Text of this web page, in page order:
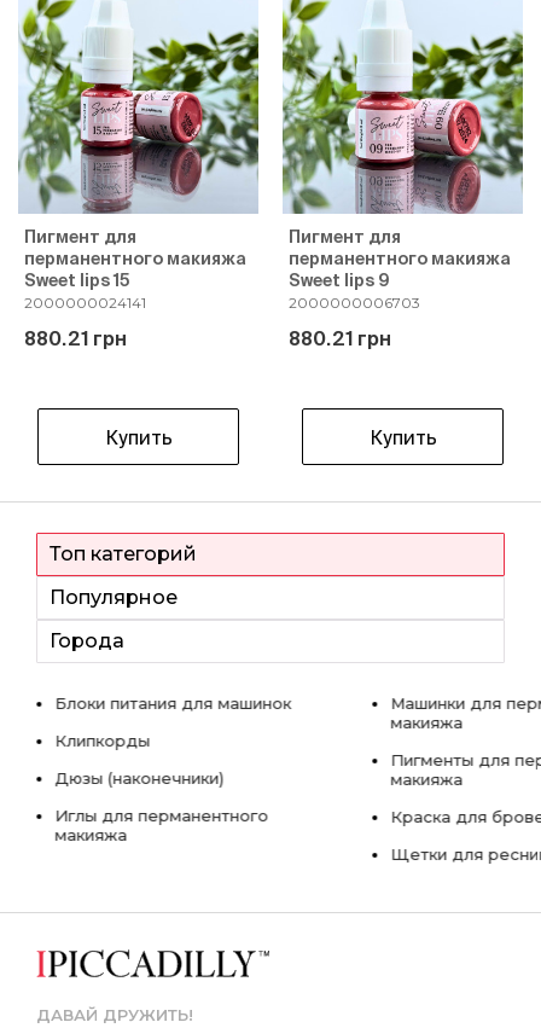
Пигмент для
перманентного макияжа
Sweet lips 15
2000000024141
880.21 грн
Купить
Пигмент для
перманентного макияжа
Sweet lips 9
2000000006703
880.21 грн
Купить
Топ категорий
Популярное
Города
Блоки питания для машинок
Клипкорды
Дюзы (наконечники)
Иглы для перманентного
макияжа
Машинки для
макияжа
Пигменты для
макияжа
Краска для
Щетки для
ДАВАЙ ДРУЖИТЬ!